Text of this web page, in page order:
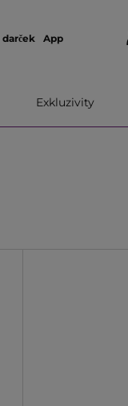
darček App
Exkluzivity